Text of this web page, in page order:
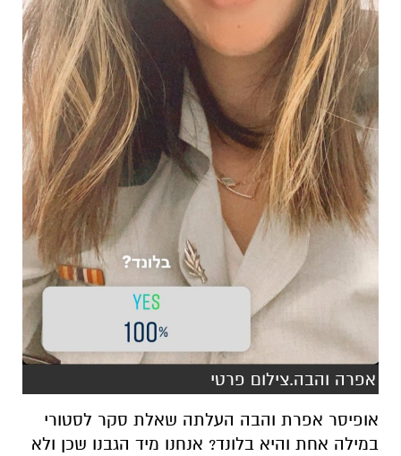
אפרה והבה.צילום פרטי
אופיסר אפרת והבה העלתה שאלת סקר לסטורי
במילה אחת והיא בלונד? אנחנו מיד הגבנו שכן ולא